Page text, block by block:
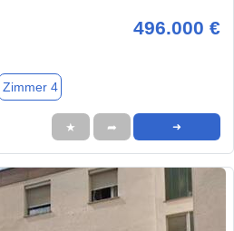
496.000 €
Zimmer 4
★ ➦ ➜